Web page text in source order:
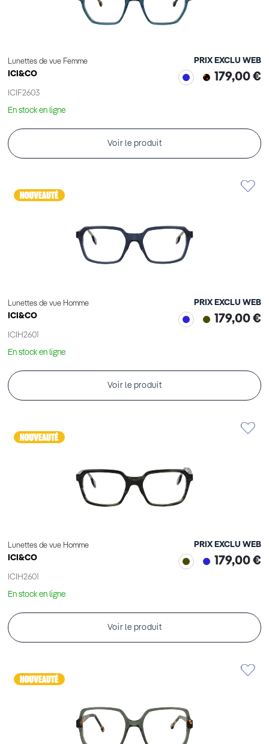
Lunettes de vue Femme
ICI&CO
ICIF2603
PRIX EXCLU WEB
179,00 €
En stock en ligne
Voir le produit
Lunettes de vue Homme
ICI&CO
ICIH2601
PRIX EXCLU WEB
179,00 €
En stock en ligne
Voir le produit
Lunettes de vue Homme
ICI&CO
ICIH2601
PRIX EXCLU WEB
179,00 €
En stock en ligne
Voir le produit